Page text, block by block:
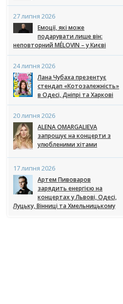
27 липня 2026
Емоції, які може
подарувати лише він:
неповторний MÉLOVIN – у Києві
24 липня 2026
Лана Чубаха презентує
стендап «Котозалежність»
в Одесі, Дніпрі та Харкові
20 липня 2026
ALENA OMARGALIEVA
запрошує на концерти з
улюбленими хітами
17 липня 2026
Артем Пивоваров
зарядить енергією на
концертах у Львові, Одесі,
Луцьку, Вінниці та Хмельницькому